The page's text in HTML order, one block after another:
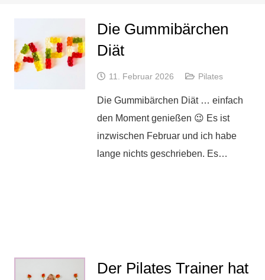
Die Gummibärchen
Diät
11. Februar 2026 Pilates
Die Gummibärchen Diät … einfach
den Moment genießen 😉 Es ist
inzwischen Februar und ich habe
lange nichts geschrieben. Es…
Der Pilates Trainer hat